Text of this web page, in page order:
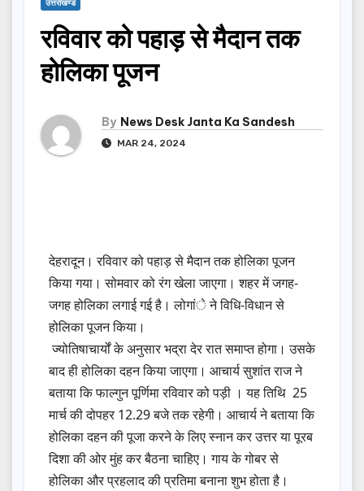
उत्तराखण्ड
रविवार को पहाड़ से मैदान तक
होलिका पूजन
By News Desk Janta Ka Sandesh
MAR 24, 2024
देहरादून। रविवार को पहाड़ से मैदान तक होलिका पूजन
किया गया। सोमवार को रंग खेला जाएगा। शहर में जगह-
जगह होलिका लगाई गई है। लोगांे ने विधि-विधान से
होलिका पूजन किया।
ज्योतिषाचार्यों के अनुसार भद्रा देर रात समाप्त होगा। उसके
बाद ही होलिका दहन किया जाएगा। आचार्य सुशांत राज ने
बताया कि फाल्गुन पूर्णिमा रविवार को पड़ी । यह तिथि 25
मार्च की दोपहर 12.29 बजे तक रहेगी। आचार्य ने बताया कि
होलिका दहन की पूजा करने के लिए स्नान कर उत्तर या पूरब
दिशा की ओर मुंह कर बैठना चाहिए। गाय के गोबर से
होलिका और प्रहलाद की प्रतिमा बनाना शुभ होता है।